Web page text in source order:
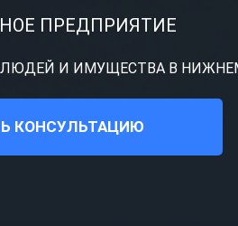
КОНСУЛЬТАЦИЮ
ПРЕДПРИЯТИЕ
И ИМУЩЕСТВА В